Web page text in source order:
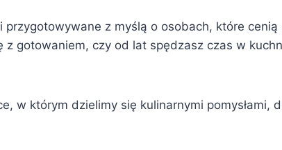
z myślą o osobach, które
gotowaniem, czy od lat spędzasz czas w
w którym dzielimy się kulinarnymi pomysłami,